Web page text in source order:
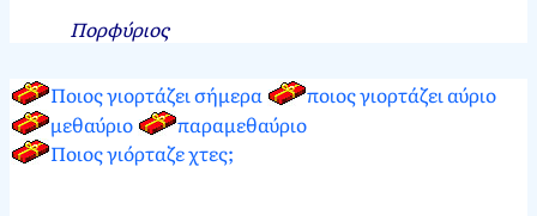
Πορφύριος
Ποιος γιορτάζει σήμερα
ποιος γιορτάζει αύριο
μεθαύριο
παραμεθαύριο
Ποιος γιόρταζε χτες;